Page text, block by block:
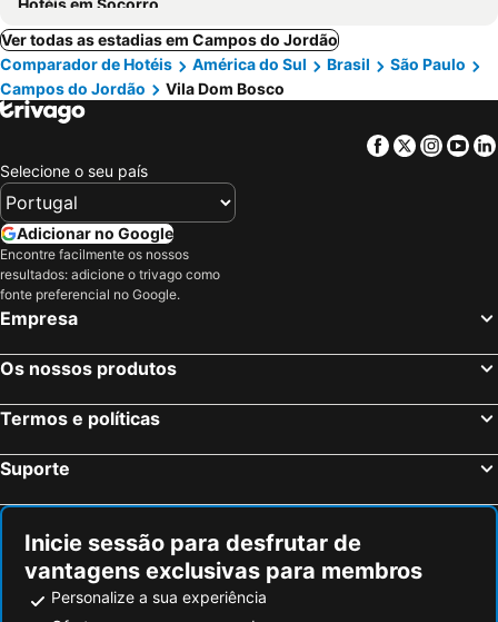
Hotéis em Socorro
Ver todas as estadias em Campos do Jordão
Comparador de Hotéis
América do Sul Brasil
São Paulo
Campos do Jordão
Vila Dom Bosco
Facebook
Twitter
Selecione o seu país
Adicionar no Google
Encontre facilmente os nossos
resultados: adicione o trivago como
fonte preferencial no Google.
Empresa
Os nossos produtos
Termos e políticas
Suporte
Inicie sessão para desfrutar de
vantagens exclusivas para membros
Personalize a sua experiência